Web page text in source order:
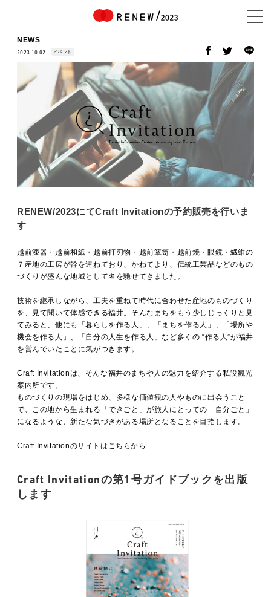
NEWS
ABOUT
CONTENTS
MOVIE
ACCESS / STAY
CONTACT
NEWS
2023.10.02 イベント
RENEW/2023にてCraft Invitationの予約販売を行いま
す
越前漆器・越前和紙・越前打刃物・越前箪笥・越前焼・眼鏡・繊維の
７産地の工房が幹を連ねており、かねてより、伝統工芸品などのもの
づくりが盛んな地域として名を馳せてきました。
技術を継承しながら、工夫を重ねて時代に合わせた産地のものづくり
を、見て聞いて体感できる福井。そんなまちをもう少しじっくりと見
てみると、他にも「暮らしを作る人」、「まちを作る人」、「場所や
機会を作る人」、「自分の人生を作る人」など多くの “作る人”が福井
を営んでいたことに気がつきます。
Craft Invitationは、そんな福井のまちや人の魅力を紹介する私設観光
案内所です。
ものづくりの現場をはじめ、多様な価値観の人やものに出会うこと
で、この地から生まれる「できごと」が旅人にとっての「自分ごと」
になるような、新たな気づきがある場所となることを目指します。
Craft Invitationのサイトはこちらから
Craft Invitationの第1号ガイドブックを出版
します